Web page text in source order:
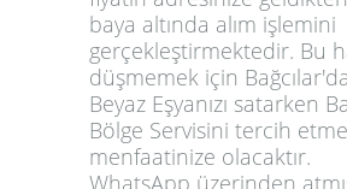
baya altında alım işlemini
gerçekleştirmektedir. Bu
düşmemek için Bağcılar'da
Beyaz Eşyanızı satarken
Bölge Servisini tercih
menfaatinize olacaktır.
WhatsApp üzerinden